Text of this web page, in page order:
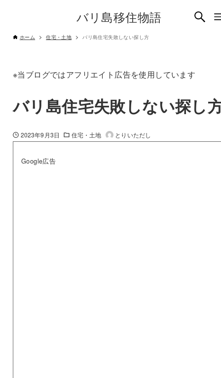
バリ島移住物語
ホーム 住宅・土地 バリ島住宅失敗しない探し方
※当ブログではアフリエイト広告を使用しています
バリ島住宅失敗しない探し
2023年9月3日 住宅・土地 とりいただし
Google広告